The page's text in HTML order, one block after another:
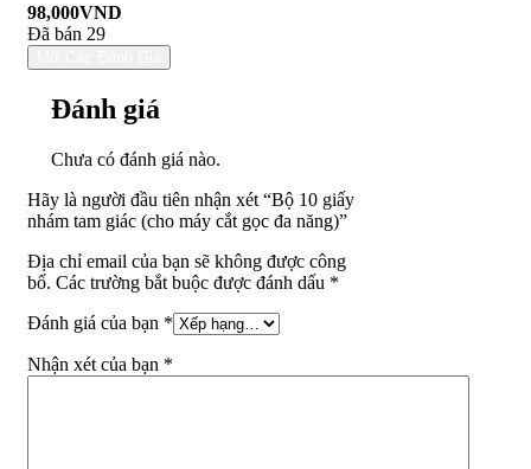
98,000VND
Đã bán 29
Đánh giá
Chưa có đánh giá nào.
Hãy là người đầu tiên nhận xét “Bộ 10 giấy
nhám tam giác (cho máy cắt gọc đa năng)”
Địa chỉ email của bạn sẽ không được công
bố. Các trường bắt buộc được đánh dấu *
Đánh giá của bạn *
Nhận xét của bạn *